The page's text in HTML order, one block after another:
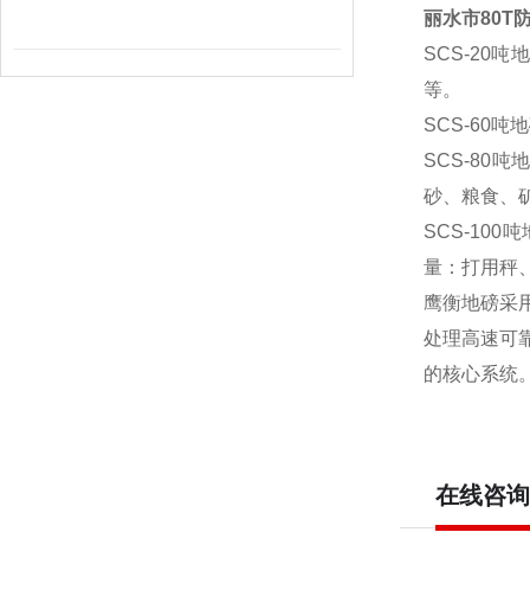
丽水市80T
SCS-20吨
等。
SCS-60吨
SCS-80吨
砂、粮食、
SCS-100吨
量：打用秤
鹰衡地磅采
处理高速可
的核心系统
在线咨询